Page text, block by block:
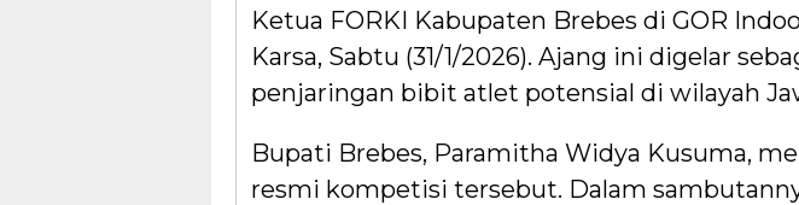
Ketua FORKI Kabupaten Brebes di GOR
Karsa, Sabtu (31/1/2026). Ajang ini digelar
penjaringan bibit atlet potensial di wilayah
Bupati Brebes, Paramitha Widya Kusuma,
resmi kompetisi tersebut. Dalam